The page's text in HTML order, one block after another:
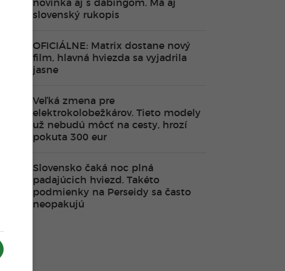
novinka aj s dabingom. Má aj
slovenský rukopis
OFICIÁLNE: Matrix dostane nový
film, hlavná hviezda sa vyjadrila
jasne
Veľká zmena pre
elektrokolobežkárov. Tieto modely
už nebudú môcť na cesty, hrozí
pokuta 300 eur
Slovensko čaká noc plná
padajúcich hviezd. Takéto
podmienky na Perseidy sa často
neopakujú